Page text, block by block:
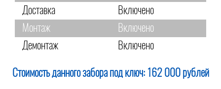
Доставка
Включено
Монтаж
Включено
Демонтаж
Включено
Стоимость данного забора под ключ: 162 000 рублей